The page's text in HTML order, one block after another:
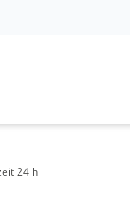
24 h